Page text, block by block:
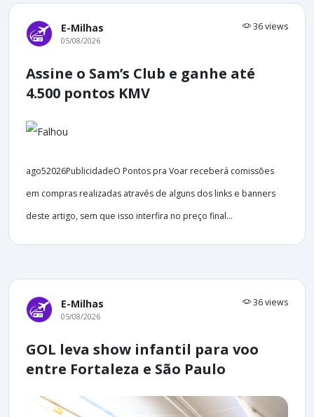
E-Milhas 36 views
05/08/2026
Assine o Sam’s Club e ganhe até
4.500 pontos KMV
ago52026PublicidadeO Pontos pra Voar receberá comissões
em compras realizadas através de alguns dos links e banners
deste artigo, sem que isso interfira no preço final...
E-Milhas 36 views
05/08/2026
GOL leva show infantil para voo
entre Fortaleza e São Paulo